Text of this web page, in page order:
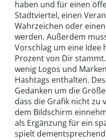
haben und für einen
Stadtviertel, einen
Wahrzeichen oder
werden. Außerdem
Vorschlag um eine Idee
Prozent von Dir
wenig Logos und
Hashtags enthalten.
Gedanken um die
dass die Grafik nicht zu
dem Bildschirm
als Ergänzung für ein
spielt